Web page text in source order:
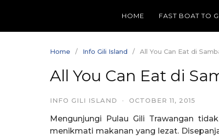
content
HOME FAST BOAT TO
Home Info Gili Island All You Can Eat di
All You Can Eat di
INFO GILI ISLAND · OCTOBER 11, 2015
Mengunjungi Pulau Gili Trawangan
menikmati makanan yang lezat.